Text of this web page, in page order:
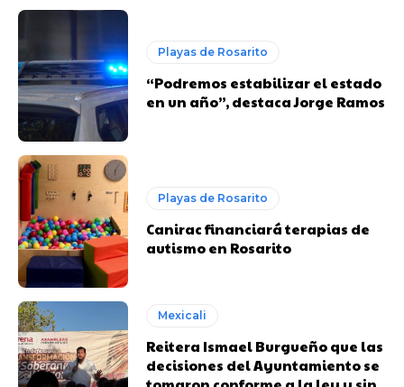
Playas de Rosarito
“Podremos estabilizar el estado
en un año”, destaca Jorge Ramos
Playas de Rosarito
Canirac financiará terapias de
autismo en Rosarito
Mexicali
Reitera Ismael Burgueño que las
decisiones del Ayuntamiento se